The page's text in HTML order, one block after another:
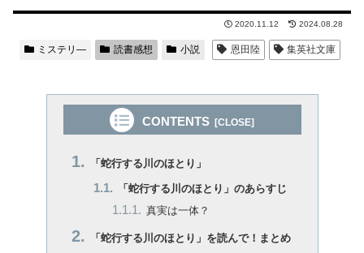
2020.11.12 2024.08.28
ミステリ― 読書感想 小説 恩田陸 集英社文庫
CONTENTS
「蛇行する川のほとり」
「蛇行する川のほとり」のあらすじ
真実は一体？
「蛇行する川のほとり」を読んで！まとめ